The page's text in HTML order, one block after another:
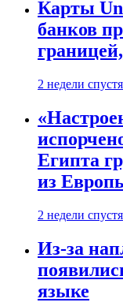
Карты
банков
2 недели спустя
Египта
из
2 недели спустя
Из-за
языке